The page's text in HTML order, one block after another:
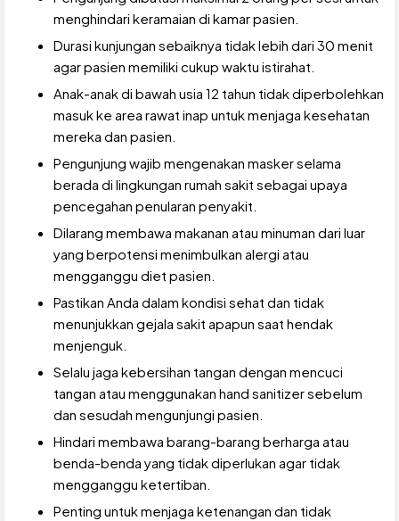
menghindari keramaian di kamar pasien.
Durasi kunjungan sebaiknya tidak lebih dari 30 menit
agar pasien memiliki cukup waktu istirahat.
Anak-anak di bawah usia 12 tahun tidak diperbolehkan
masuk ke area rawat inap untuk menjaga kesehatan
mereka dan pasien.
Pengunjung wajib mengenakan masker selama
berada di lingkungan rumah sakit sebagai upaya
pencegahan penularan penyakit.
Dilarang membawa makanan atau minuman dari luar
yang berpotensi menimbulkan alergi atau
mengganggu diet pasien.
Pastikan Anda dalam kondisi sehat dan tidak
menunjukkan gejala sakit apapun saat hendak
menjenguk.
Selalu jaga kebersihan tangan dengan mencuci
tangan atau menggunakan hand sanitizer sebelum
dan sesudah mengunjungi pasien.
Hindari membawa barang-barang berharga atau
benda-benda yang tidak diperlukan agar tidak
mengganggu ketertiban.
Penting untuk menjaga ketenangan dan tidak